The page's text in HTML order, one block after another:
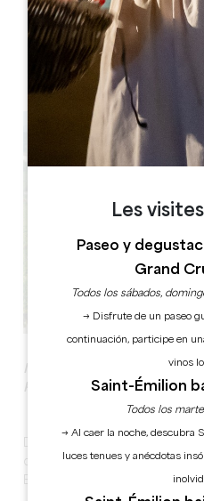
INMERSIÓN EN EL
POR LA UNESCO!
de Saint-Émilion, su guía le
Les
Paseo y
Grand
Todos los sábados,
→ Disfrute de un paseo
continuación, participe en
vinos
Saint-Émilion
Todos los
→ Al caer la noche, descubra
luces tenues y anécdotas